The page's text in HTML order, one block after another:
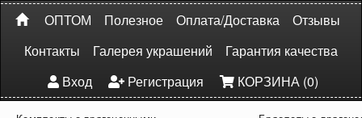
ОПТОМ Полезное Оплата/Доставка
Отзывы
Контакты
Галерея украшений
Гарантия качества
Вход
Регистрация КОРЗИНА (0)